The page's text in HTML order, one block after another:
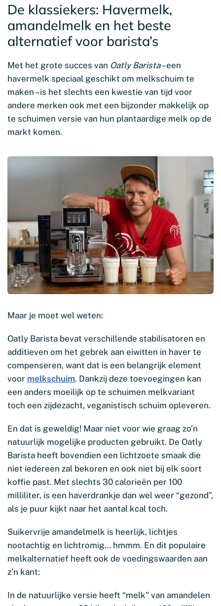
De klassiekers: Havermelk,
amandelmelk en het beste
alternatief voor barista’s
Met het grote succes van Oatly Barista– een
havermelk speciaal geschikt om melkschuim te
maken – is het slechts een kwestie van tijd voor
andere merken ook met een bijzonder makkelijk op
te schuimen versie van hun plantaardige melk op de
markt komen.
Maar je moet wel weten:
Oatly Barista bevat verschillende stabilisatoren en
additieven om het gebrek aan eiwitten in haver te
compenseren, want dat is een belangrijk element
voor melkschuim. Dankzij deze toevoegingen kan
een anders moeilijk op te schuimen melkvariant
toch een zijdezacht, veganistisch schuim opleveren.
En dat is geweldig! Maar niet voor wie graag zo’n
natuurlijk mogelijke producten gebruikt. De Oatly
Barista heeft bovendien een lichtzoete smaak die
niet iedereen zal bekoren en ook niet bij elk soort
koffie past. Met slechts 30 calorieën per 100
milliliter, is een haverdrankje dan wel weer “gezond”,
als je puur kijkt naar het aantal kcal toch.
Suikervrije amandelmelk is heerlijk, lichtjes
nootachtig en lichtromig… hmmm. En dit populaire
melkalternatief heeft ook de voedingswaarden aan
z’n kant:
In de natuurlijke versie heeft “melk” van amandelen